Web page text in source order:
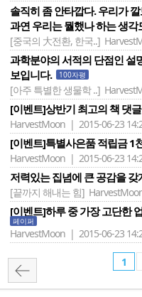
솔직히 좀 안타깝다. 우리가
과연 우리는 뭘했나 하는 생각
[중국의 大전환, 한국..]
과학분야의 서적의 단점인 설
보입니다.
100자평
[아주 특별한 생물학 ..]
[이벤트]상반기 최고의 책 댓
HarvestMoon | 2015-06-23
[이벤트]특별사은품 적립금 1
HarvestMoon | 2015-06-23
저력있는 집념에 큰 공감을 갖
[끝까지 해내는 힘]
[이벤트]하루 중 가장 고단한
페이퍼
HarvestMoon | 2015-06-23
1